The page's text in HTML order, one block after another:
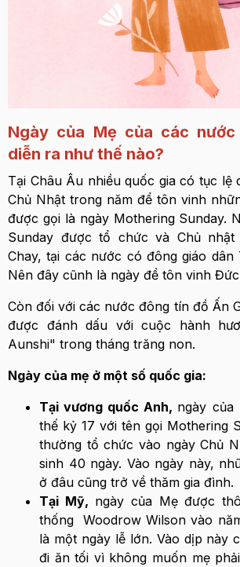
Ngày của Mẹ của các
diễn ra như thế nào?
Tại Châu Âu nhiều quốc gia có tục lệ
Chủ Nhật trong năm để tôn vinh
được gọi là ngày Mothering Sunday.
Sunday được tổ chức và Chủ
Chay, tại các nước có đông giáo dân
Nên đây cũnh là ngày đề tôn vinh
Còn đối với các nước đông tín đồ Ấn
được đánh dấu với cuộc hành
Aunshi" trong tháng trăng non.
Ngày của mẹ ở một số quốc gia:
Tại vương quốc Anh, ngày của
thế kỷ 17 với tên gọi Mothering
thường tổ chức vào ngày Chủ
sinh 40 ngày. Vào ngày này,
ở đâu cũng trở về thăm gia đình.
Tại Mỹ, ngày của Mẹ được
thống Woodrow Wilson vào
là một ngày lễ lớn. Vào dịp này
đi ăn tối vì không muốn mẹ